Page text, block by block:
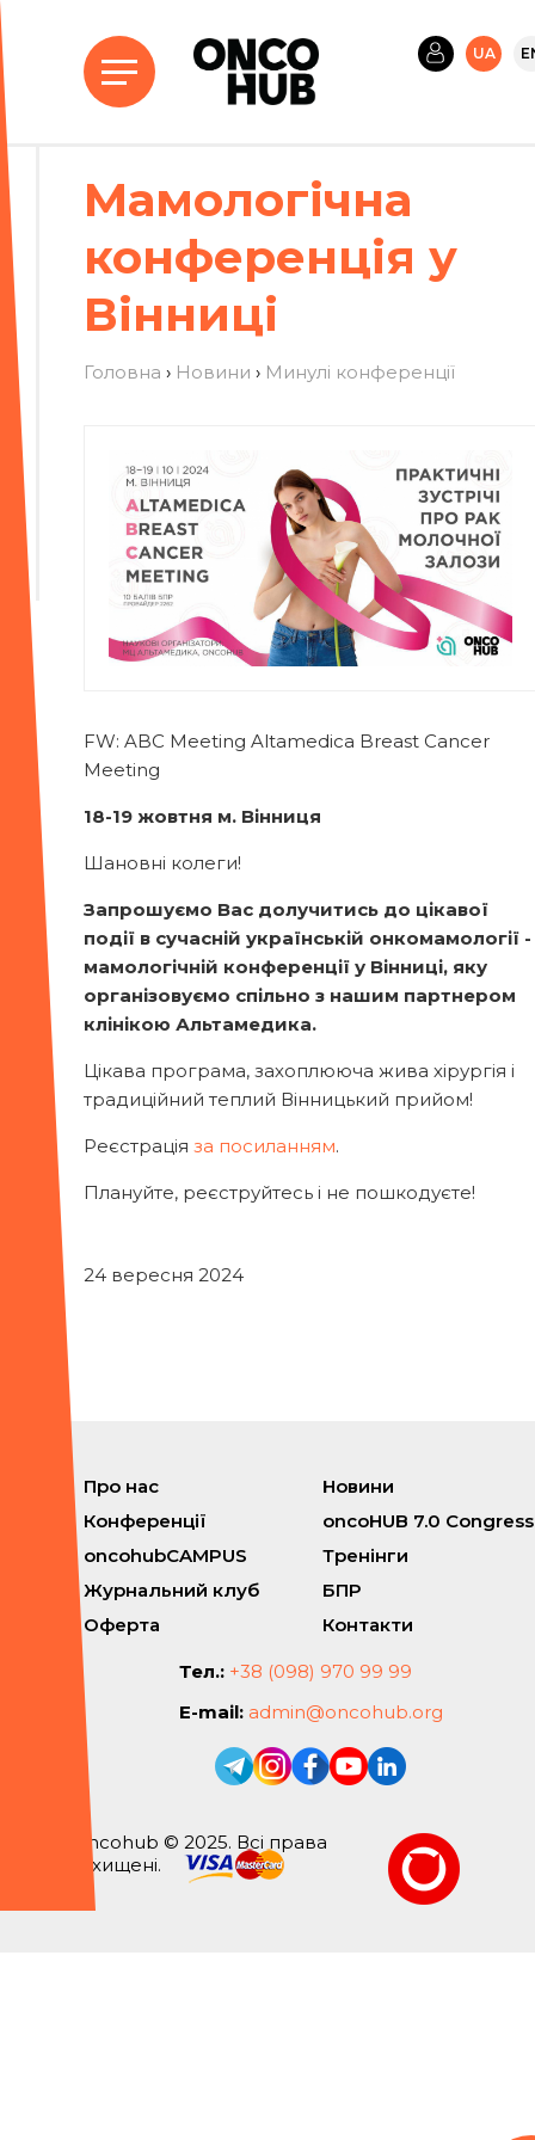
UA
Мамологічна
конференція у
Вінниці
Головна › Новини › Минулі конференції
FW: ABC Meeting Altamedica Breast Cancer
Meeting
18-19 жовтня м. Вінниця
Шановні колеги!
Запрошуємо Вас долучитись до цікавої
події в сучасній українській онкомамології -
мамологічній конференції у Вінниці, яку
організовуємо спільно з нашим партнером
клінікою Альтамедика.
Цікава програма, захоплююча жива хірургія і
традиційний теплий Вінницький прийом!
Реєстрація за посиланням.
Плануйте, реєструйтесь і не пошкодуєте!
24 вересня 2024
Про нас
Новини
Конференції
oncoHUB 7.0 Congress
oncohubCAMPUS
Тренінги
Журнальний клуб
БПР
Оферта
Контакти
Тел.: +38 (098) 970 99 99
E-mail: admin@oncohub.org
Oncohub © 2025. Всі права
захищені.